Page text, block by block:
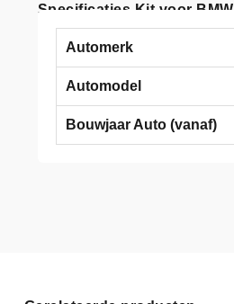
Specificaties Kit voor
Automerk
Automodel
Bouwjaar Auto (vanaf)